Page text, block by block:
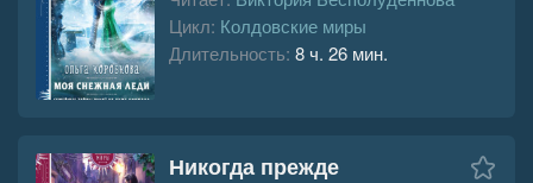
Цикл: Колдовские миры
Длительность: 8 ч. 26 мин.
Никогда прежде